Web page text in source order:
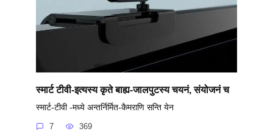
स्मार्ट टीवी-इत्यस्य कृते बाह्य-जालपुटस्य चयनं, संयोजनं च
स्मार्ट-टीवी -मध्ये अन्तर्निर्मित-कैमराणि सन्ति येन
7 369